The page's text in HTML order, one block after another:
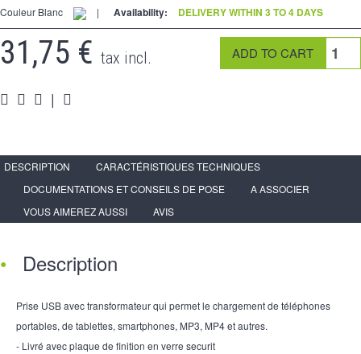
Media
Espace PRO
Couleur Blanc
| Availability: DELIVERY WITHIN 3 TO 4 DAYS
31,75 € tax incl.
|
DESCRIPTION
CARACTÉRISTIQUES TECHNIQUES
DOCUMENTATIONS ET CONSEILS DE POSE
A ASSOCIER
VOUS AIMEREZ AUSSI
AVIS
Description
Prise USB avec transformateur qui permet le chargement de téléphones
portables, de tablettes, smartphones, MP3, MP4 et autres.
- Livré avec plaque de finition en verre securit